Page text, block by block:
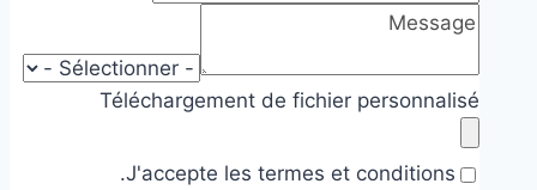
Téléchargement de fichier personnalisé
J'accepte les termes et conditions.